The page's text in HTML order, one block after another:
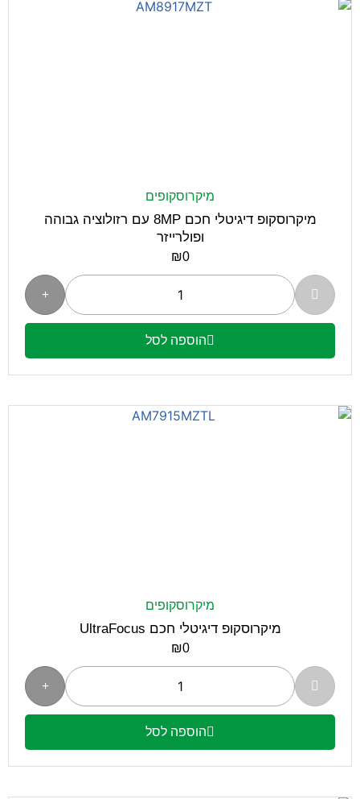
מיקרוסקופים
מיקרוסקופ דיגיטלי חכם 8MP עם רזולוציה גבוהה
ופולרייזר
₪0
הוספה לסל
מיקרוסקופים
מיקרוסקופ דיגיטלי חכם UltraFocus
₪0
הוספה לסל